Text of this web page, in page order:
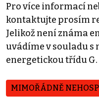
Pro více informací
kontaktujte prosím
Jelikož není známa
uvádíme v souladu s
energetickou třídu G.
MIMOŘÁDNĚ